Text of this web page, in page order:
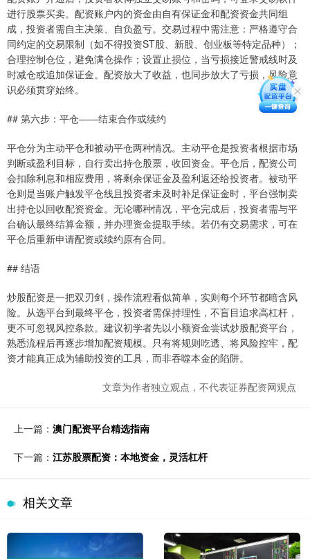
进行股票买卖。配资账户内的资金由自有保证金和配资资金共同组
成，投资者需自主决策、自负盈亏。交易过程中需注意：严格遵守合
同约定的交易限制（如不得投资ST股、新股、创业板等特定品种）；
合理控制仓位，避免满仓操作；设置止损位，当亏损接近警戒线时及
时减仓或追加保证金。配资放大了收益，也同步放大了亏损，风险意
识必须贯穿始终。
## 第六步：平仓——结束合作或续约
平仓分为主动平仓和被动平仓两种情况。主动平仓是投资者根据市场
判断或盈利目标，自行卖出持仓股票，收回资金。平仓后，配资公司
会扣除利息和相应费用，将剩余保证金及盈利返还给投资者。被动平
仓则是当账户触发平仓线且投资者未及时补足保证金时，平台强制卖
出持仓以回收配资资金。无论哪种情况，平仓完成后，投资者需与平
台确认最终结算金额，并办理资金提取手续。若仍有交易需求，可在
平仓后重新申请配资或续约原有合同。
## 结语
炒股配资是一把双刃剑，操作流程看似简单，实则每个环节都暗含风
险。从选平台到最终平仓，投资者需保持理性，不盲目追求高杠杆，
更不可忽视风控条款。建议初学者先以小额资金尝试炒股配资平台，
熟悉流程后再逐步增加配资规模。只有将规则吃透、将风险控牢，配
资才能真正成为辅助投资的工具，而非吞噬本金的陷阱。
文章为作者独立观点，不代表证券配资网观点
上一篇： 澳门配资平台精选指南
下一篇： 江苏股票配资：本地资金，灵活杠杆
相关文章